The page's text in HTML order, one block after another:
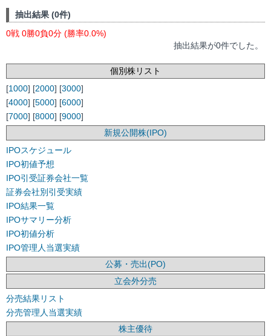
抽出結果 (0件)
0戦 0勝0負0分 (勝率0.0%)
抽出結果が0件でした。
個別株リスト
[1000] [2000] [3000]
[4000] [5000] [6000]
[7000] [8000] [9000]
新規公開株(IPO)
IPOスケジュール
IPO初値予想
IPO引受証券会社一覧
証券会社別引受実績
IPO結果一覧
IPOサマリー分析
IPO初値分析
IPO管理人当選実績
公募・売出(PO)
立会外分売
分売結果リスト
分売管理人当選実績
株主優待